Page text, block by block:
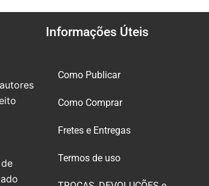
Informações Úteis
Como Publicar
Como Comprar
Fretes e Entregas
Termos de uso